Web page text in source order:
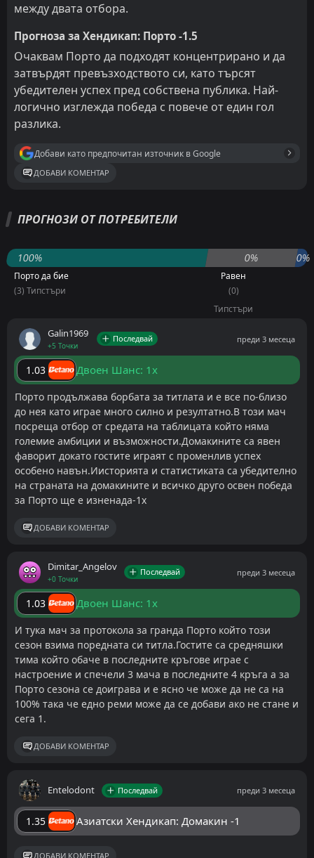
между двата отбора.
Прогноза за Хендикап: Порто -1.5
Очаквам Порто да подходят концентрирано и да
затвърдят превъзходството си, като търсят
убедителен успех пред собствена публика. Най-
логично изглежда победа с повече от един гол
разлика.
Добави като предпочитан източник в Google
ДОБАВИ КОМЕНТАР
ПРОГНОЗИ ОТ ПОТРЕБИТЕЛИ
100% 0% 0%
Порто да бие
(3) Типстъри
Равен
(0)
Типстъри
Galin1969
+5 Точки
Последвай преди 3 месеца
1.03 Двоен Шанс: 1x
Порто продължава борбата за титлата и е все по-близо
до нея като играе много силно и резултатно.В този мач
посреща отбор от средата на таблицата който няма
големие амбиции и възможности.Домакините са явен
фаворит докато гостите играят с променлив успех
особено навън.Иисторията и статистиката са убедително
на страната на домакините и всичко друго освен победа
за Порто ще е изненада-1х
ДОБАВИ КОМЕНТАР
Dimitar_Angelov
+0 Точки
Последвай преди 3 месеца
1.03 Двоен Шанс: 1x
И тука мач за протокола за гранда Порто който този
сезон взима поредната си титла.Гостите са средняшки
тима който обаче в последните кръгове играе с
настроение и спечели 3 мача в последните 4 кръга а за
Порто сезона се доиграва и е ясно че може да не са на
100% така че едно реми може да се добави ако не стане и
сега 1.
ДОБАВИ КОМЕНТАР
Entelodont Последвай преди 3 месеца
1.35 Азиатски Хендикап: Домакин -1
ДОБАВИ КОМЕНТАР